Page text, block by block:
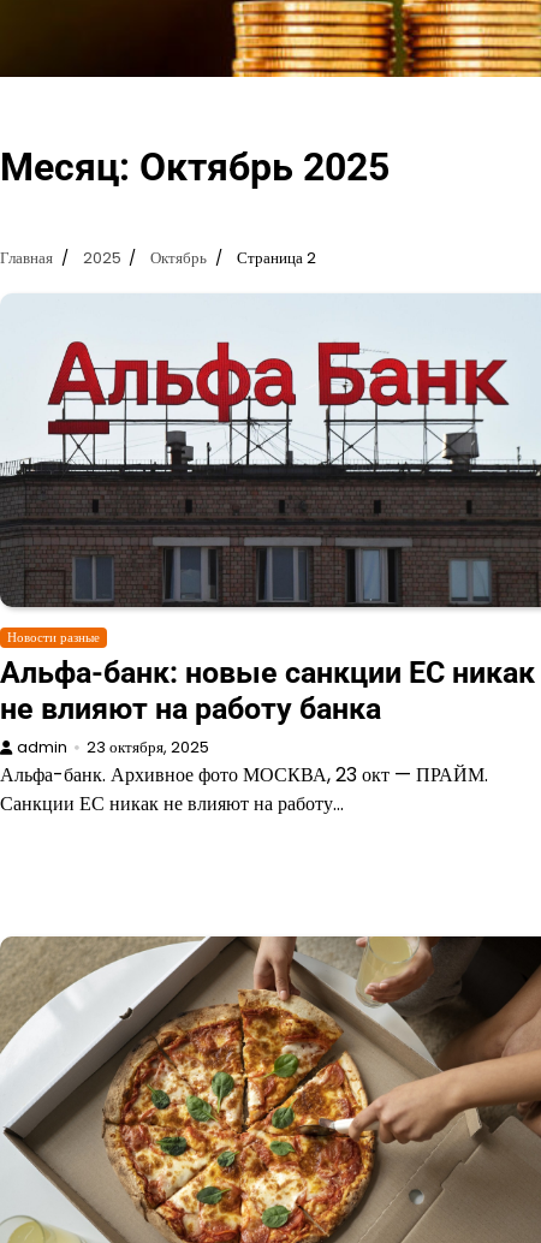
содержимому
Месяц: Октябрь 2025
Главная 2025 Октябрь Страница 2
Новости разные
Альфа-банк: новые санкции ЕС никак
не влияют на работу банка
admin 23 октября, 2025
Альфа-банк. Архивное фото МОСКВА, 23 окт — ПРАЙМ.
Санкции ЕС никак не влияют на работу…